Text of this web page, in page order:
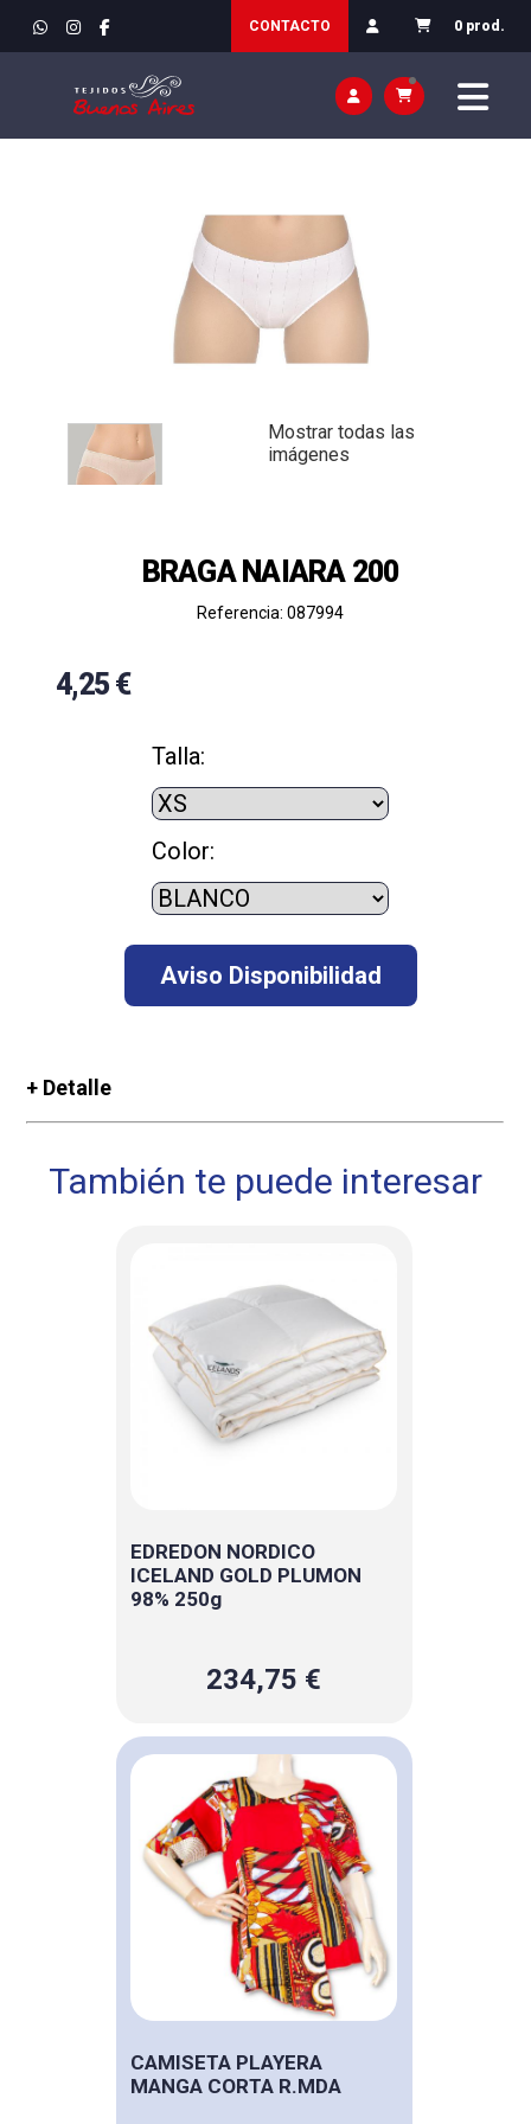
CONTACTO 0 prod.
Mostrar todas las
imágenes
BRAGA NAIARA 200
Referencia: 087994
4,25 €
Talla:
Color:
+ Detalle
También te puede interesar
EDREDON NORDICO
ICELAND GOLD PLUMON
98% 250g
234,75 €
CAMISETA PLAYERA
MANGA CORTA R.MDA